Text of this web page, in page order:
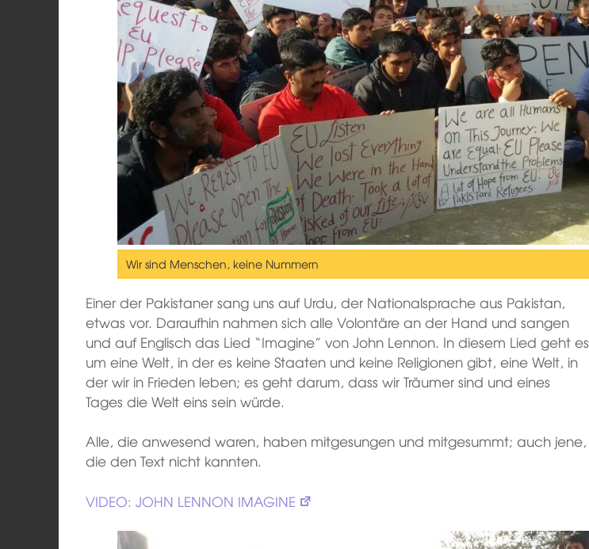
Wir sind Menschen, keine Nummern
Einer der Pakistaner sang uns auf Urdu, der Nationalsprache aus Pakistan,
etwas vor. Daraufhin nahmen sich alle Volontäre an der Hand und sangen
und auf Englisch das Lied “Imagine” von John Lennon. In diesem Lied geht es
um eine Welt, in der es keine Staaten und keine Religionen gibt, eine Welt, in
der wir in Frieden leben; es geht darum, dass wir Träumer sind und eines
Tages die Welt eins sein würde.
Alle, die anwesend waren, haben mitgesungen und mitgesummt; auch jene,
die den Text nicht kannten.
VIDEO: JOHN LENNON IMAGINE